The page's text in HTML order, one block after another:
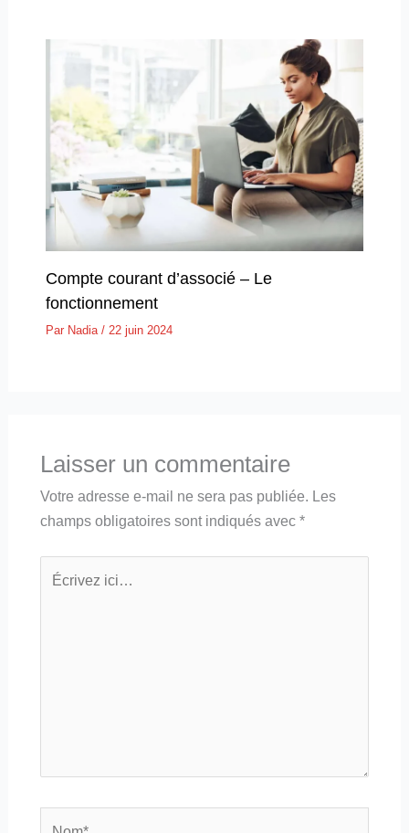
Compte courant d’associé – Le
fonctionnement
Par Nadia / 22 juin 2024
Laisser un commentaire
Votre adresse e-mail ne sera pas publiée. Les
champs obligatoires sont indiqués avec *